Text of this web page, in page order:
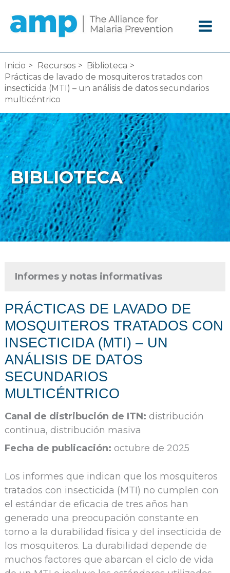
contenido
Inicio Recursos
Biblioteca
Prácticas de lavado de mosquiteros tratados con
insecticida (MTI) – un análisis de datos secundarios
multicéntrico
BIBLIOTECA
Informes y notas informativas
PRÁCTICAS DE LAVADO DE
MOSQUITEROS TRATADOS CON
INSECTICIDA (MTI) – UN
ANÁLISIS DE DATOS
SECUNDARIOS
MULTICÉNTRICO
Canal de distribución de ITN: distribución
continua, distribución masiva
Fecha de publicación: octubre de 2025
Los informes que indican que los mosquiteros
tratados con insecticida (MTI) no cumplen con
el estándar de eficacia de tres años han
generado una preocupación constante en
torno a la durabilidad física y del insecticida de
los mosquiteros. La durabilidad depende de
muchos factores que abarcan el ciclo de vida